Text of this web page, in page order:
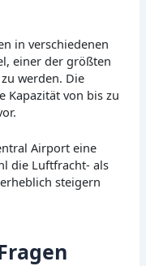
in verschiedenen
einer der größten
werden. Die
Kapazität von bis zu
Airport eine
die Luftfracht- als
steigern